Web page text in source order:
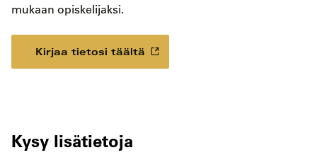
mukaan opiskelijaksi.
Kirjaa tietosi täältä
Kysy lisätietoja